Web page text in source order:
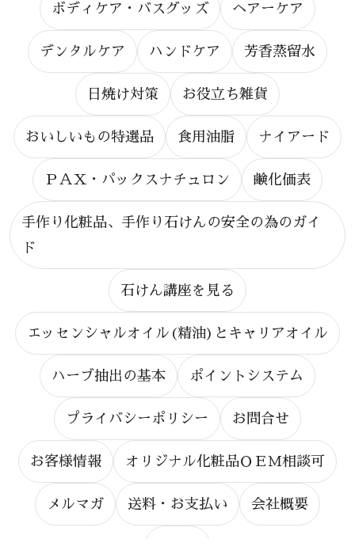
ボディケア・バスグッズ ヘアーケア
デンタルケア ハンドケア 芳香蒸留水
日焼け対策 お役立ち雑貨
おいしいもの特選品 食用油脂 ナイアード
ＰＡＸ・パックスナチュロン 鹸化価表
手作り化粧品、手作り石けんの安全の為のガイ
ド
石けん講座を見る
エッセンシャルオイル(精油)とキャリアオイル
ハーブ抽出の基本 ポイントシステム
プライバシーポリシー お問合せ
お客様情報 オリジナル化粧品ＯＥＭ相談可
メルマガ 送料・お支払い 会社概要